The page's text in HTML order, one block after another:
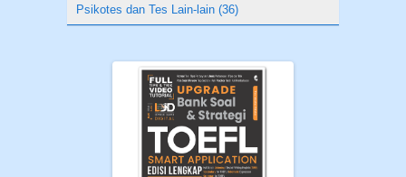
TryoutPsikotes dan Tes Lain-lain (36)